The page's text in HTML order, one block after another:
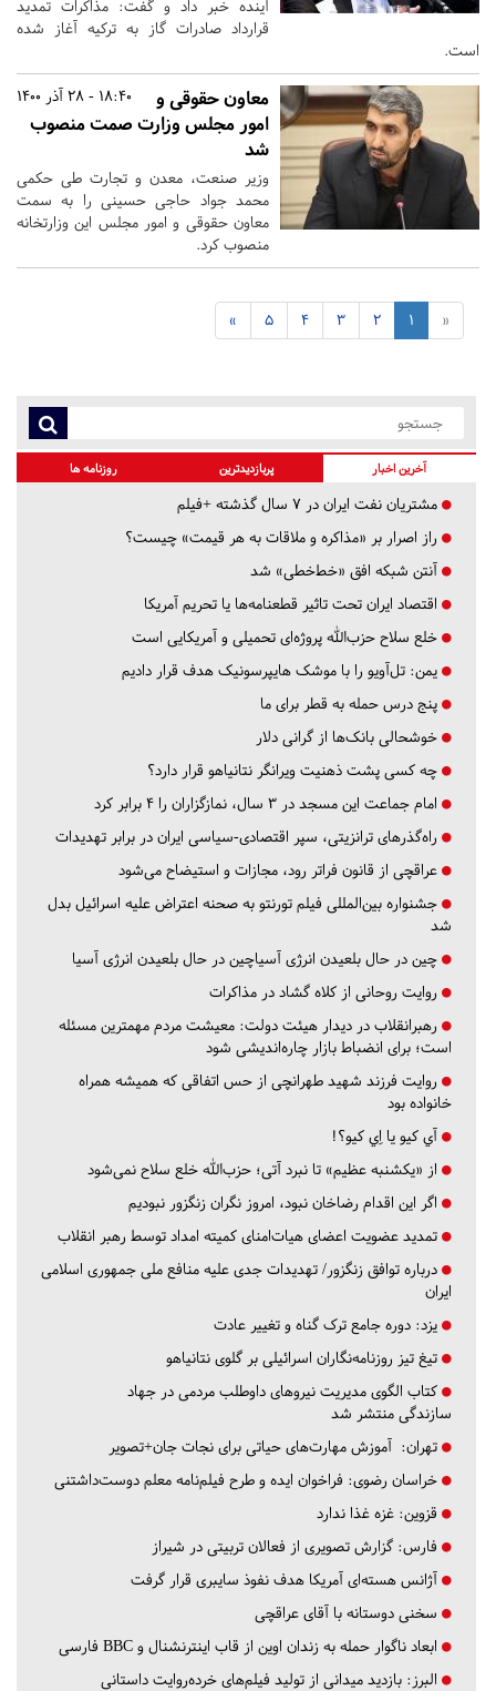
آینده خبر داد و گفت: مذاکرات تمدید
قرارداد صادرات گاز به ترکیه آغاز شده
است.
18:40 - 28 آذر 1400
معاون حقوقی و
امور مجلس وزارت صمت منصوب
شد
وزیر صنعت، معدن و تجارت طی حکمی
محمد جواد حاجی حسینی را به سمت
معاون حقوقی و امور مجلس این وزارتخانه
منصوب کرد.
«
1
2
3
4
5
»
آخرین اخبار پربازدیدترین روزنامه ها
مشتریان نفت ایران در ۷ سال گذشته +فیلم
راز اصرار بر «مذاکره و ملاقات به هر قیمت» چیست؟
آنتن شبکه افق «خط‌خطی» شد
اقتصاد ایران تحت تاثیر قطعنامه‌ها یا تحریم‌ آمریکا
خلع سلاح حزب‌الله پروژه‌ای تحمیلی و آمریکایی است
یمن: تل‌آویو را با موشک هایپرسونیک هدف قرار دادیم
پنج درس‌ حمله به قطر برای ما
خوشحالی بانک‌ها از گرانی دلار
چه کسی پشت ذهنیت ویرانگر نتانیاهو قرار دارد؟
امام جماعت این مسجد در ۳ سال، نمازگزاران را ۴ برابر کرد
راه‌گذرهای ترانزیتی، سپر اقتصادی-سیاسی ایران در برابر تهدیدات
عراقچی از قانون فراتر رود، مجازات و استیضاح می‌شود
جشنواره بین‌المللی فیلم تورنتو به صحنه اعتراض علیه اسرائیل بدل
شد
چین در حال بلعیدن انرژی آسیاچین در حال بلعیدن انرژی آسیا
روایت روحانی از کلاه گشاد در مذاکرات
رهبرانقلاب در دیدار هیئت دولت: معیشت مردم مهمترین مسئله
است؛ برای انضباط بازار چاره‌اندیشی شود
روایت فرزند شهید طهرانچی از حس اتفاقی که همیشه همراه
خانواده بود
آي كيو يا اِي كيو؟!
از «یکشنبه عظیم» تا نبرد آتی؛ حزب‌الله خلع سلاح نمی‌شود
اگر این اقدام رضاخان نبود، امروز نگران زنگزور نبودیم
تمدید عضویت اعضای هیات‌امنای کمیته امداد توسط رهبر انقلاب
درباره توافق زنگزور/ تهدیدات جدی علیه منافع ملی جمهوری اسلامی
ایران
یزد: دوره جامع ترک گناه و تغییر عادت
تیغ تیز روزنامه‌نگاران اسرائیلی بر گلوی نتانیاهو
کتاب الگوی مدیریت نیروهای داوطلب مردمی در جهاد
سازندگی منتشر شد
تهران: آموزش مهارت‌های حیاتی برای نجات جان+تصویر
خراسان رضوی: فراخوان ایده و طرح فیلم‌نامه معلم دوست‌داشتنی
قزوین: غزه غذا ندارد
فارس: گزارش تصویری از فعالان تربیتی در شیراز
آژانس هسته‌ای آمریکا هدف نفوذ سایبری قرار گرفت
سخنی دوستانه با آقای عراقچی
ابعاد ناگوار حمله به زندان اوین از قاب اینترنشنال و BBC فارسی
البرز: بازدید میدانی از تولید فیلم‌های خرده‌روایت داستانی